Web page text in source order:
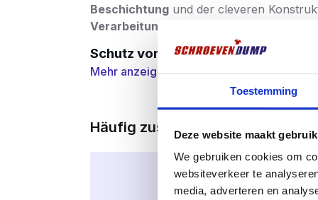
Toestemming
Deze website maakt
We gebruiken cookies om
websiteverkeer te
media, adverteren en
Beschichtungund der cleveren
Verarbeitung
Schutz vor Wind und Wetter
Die spezielleAR Kaitex Beschichtungist
Schraube resistent gegen Regen,
Terrassen und Vordächer. Die
Bis zu doppelt so stark wie
Im Gegensatz zu vielen
zubrechen – selbst in
Mehr anzeigen
Häufig zusammen gekauft